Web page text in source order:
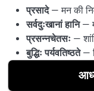
प्रसादे— मन की
सर्वदुःखानां हानि—
प्रसन्नचेतसः —
बुद्धिः पर्यवतिष्ठते—